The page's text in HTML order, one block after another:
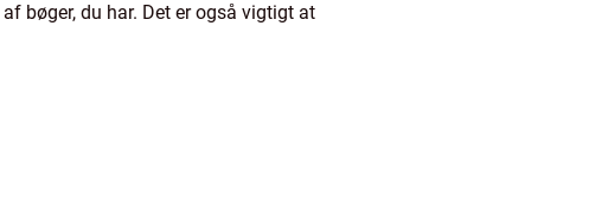
bøger, du har. Det er også vigtigt at